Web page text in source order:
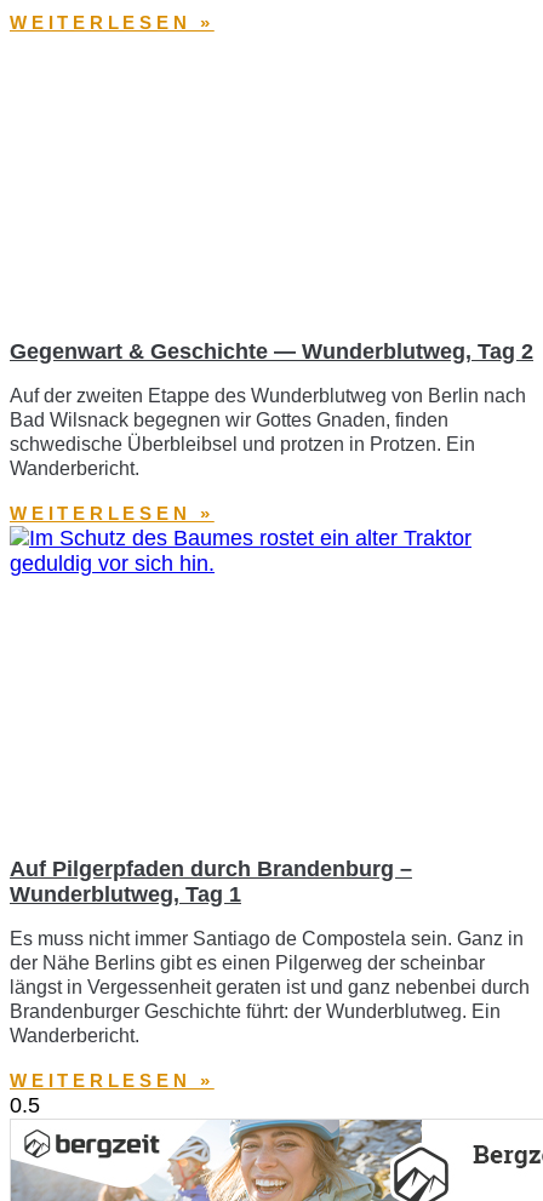
WEITERLESEN »
Gegenwart & Geschichte — Wunderblutweg, Tag 2
Auf der zweiten Etappe des Wunderblutweg von Berlin nach
Bad Wilsnack begegnen wir Gottes Gnaden, finden
schwedische Überbleibsel und protzen in Protzen. Ein
Wanderbericht.
WEITERLESEN »
Auf Pilgerpfaden durch Brandenburg –
Wunderblutweg, Tag 1
Es muss nicht immer Santiago de Compostela sein. Ganz in
der Nähe Berlins gibt es einen Pilgerweg der scheinbar
längst in Vergessenheit geraten ist und ganz nebenbei durch
Brandenburger Geschichte führt: der Wunderblutweg. Ein
Wanderbericht.
WEITERLESEN »